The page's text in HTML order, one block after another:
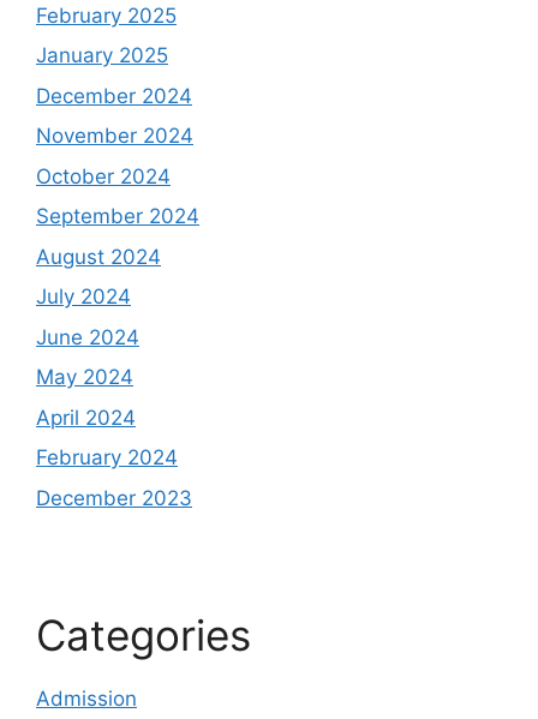
February 2025
January 2025
December 2024
November 2024
October 2024
September 2024
August 2024
July 2024
June 2024
May 2024
April 2024
February 2024
December 2023
Categories
Admission